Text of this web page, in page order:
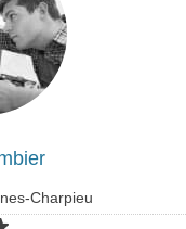
Charpieu